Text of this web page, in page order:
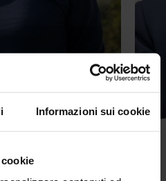
Informazioni sui cookie